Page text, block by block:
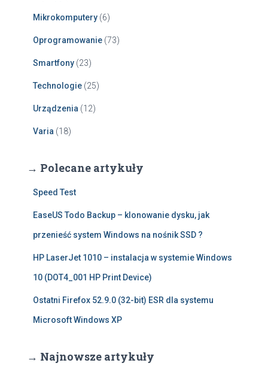
Mikrokomputery (6)
Oprogramowanie (73)
Smartfony (23)
Technologie (25)
Urządzenia (12)
Varia (18)
→ Polecane artykuły
Speed Test
EaseUS Todo Backup – klonowanie dysku, jak
przenieść system Windows na nośnik SSD ?
HP LaserJet 1010 – instalacja w systemie Windows
10 (DOT4_001 HP Print Device)
Ostatni Firefox 52.9.0 (32-bit) ESR dla systemu
Microsoft Windows XP
→ Najnowsze artykuły